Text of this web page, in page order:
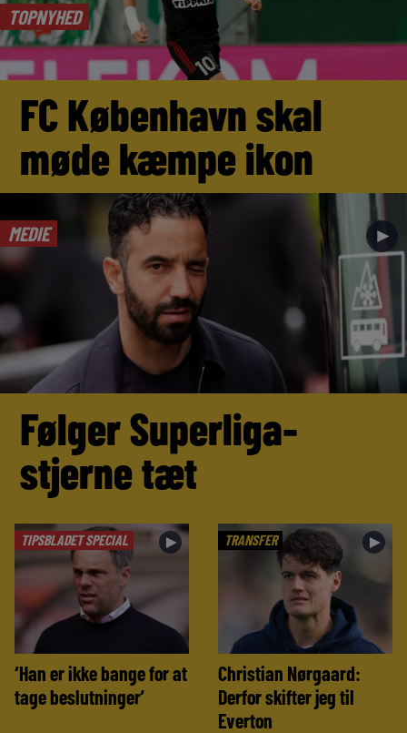
TOPNYHED
FC København skal
møde kæmpe ikon
MEDIE ►
Følger Superliga-
stjerne tæt
TIPSBLADET SPECIAL ►
‘Han er ikke bange for at
tage beslutninger’
TRANSFER ►
Christian Nørgaard:
Derfor skifter jeg til
Everton